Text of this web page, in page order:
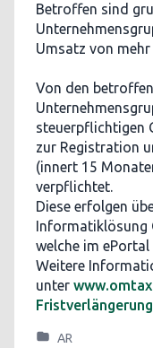
Betroffen sind
Umsatz von mehr
Von den
steuerpflichtigen
zur Registration
(innert 15
verpflichtet.
Diese erfolgen
Informatiklösung
welche im
Weitere
unter
AR